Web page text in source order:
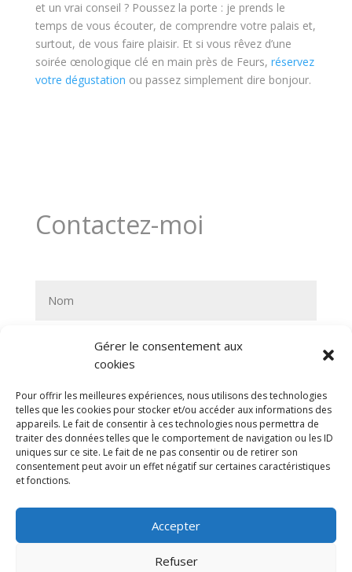
Gérer le consentement aux
cookies
Pour offrir les meilleures expériences, nous utilisons des technologies
telles que les cookies pour stocker et/ou accéder aux informations des
appareils. Le fait de consentir à ces technologies nous permettra de
traiter des données telles que le comportement de navigation ou les ID
uniques sur ce site. Le fait de ne pas consentir ou de retirer son
consentement peut avoir un effet négatif sur certaines caractéristiques
et fonctions.
Accepter
Refuser
et un vrai conseil ? Poussez la porte : je prends le
temps de vous écouter, de comprendre votre palais et,
surtout, de vous faire plaisir. Et si vous rêvez d’une
soirée œnologique clé en main près de Feurs, réservez
votre dégustation ou passez simplement dire bonjour.
Contactez-moi
=